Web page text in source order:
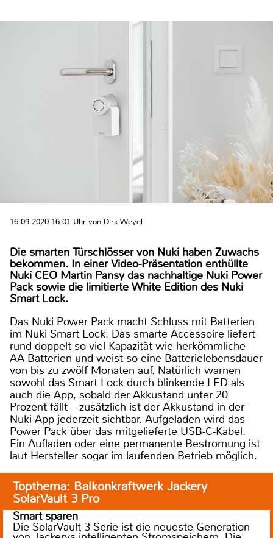
16.09.2020 16:01 Uhr von Dirk Weyel
Die smarten Türschlösser von Nuki haben Zuwachs
bekommen. In einer Video-Präsentation enthüllte
Nuki CEO Martin Pansy das nachhaltige Nuki Power
Pack sowie die limitierte White Edition des Nuki
Smart Lock.
Das Nuki Power Pack macht Schluss mit Batterien
im Nuki Smart Lock. Das smarte Accessoire liefert
rund doppelt so viel Kapazität wie herkömmliche
AA-Batterien und weist so eine Batterielebensdauer
von bis zu zwölf Monaten auf. Natürlich warnen
sowohl das Smart Lock durch blinkende LED als
auch die App, sobald der Akkustand unter 20
Prozent fällt – zusätzlich ist der Akkustand in der
Nuki-App jederzeit sichtbar. Aufgeladen wird das
Power Pack über das mitgelieferte USB-C-Kabel.
Ein Aufladen oder eine permanente Bestromung ist
laut Hersteller sogar im laufenden Betrieb möglich.
Topthema: Balkonkraftwerk Jackery
SolarVault 3 Pro
Smart sparen
Die SolarVault 3 Serie ist die neueste Generation